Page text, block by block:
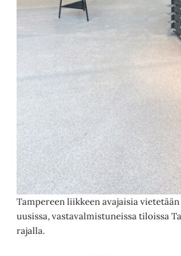
Tampereen liikkeen avajaisia
uusissa, vastavalmistuneissa tiloissa
rajalla.